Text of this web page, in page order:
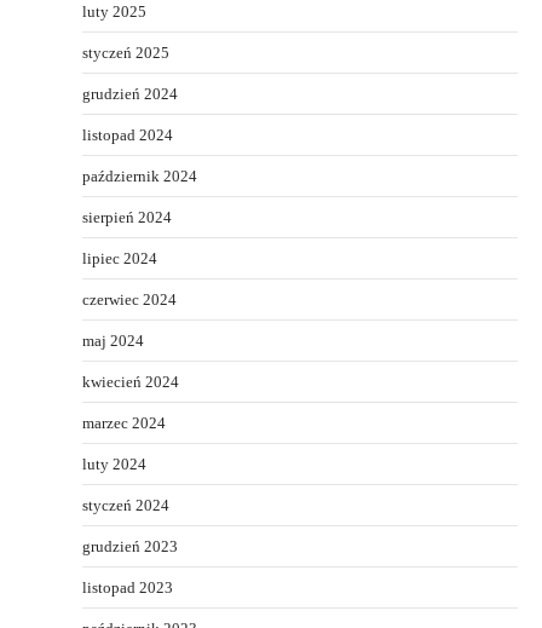
luty 2025
styczeń 2025
grudzień 2024
listopad 2024
październik 2024
sierpień 2024
lipiec 2024
czerwiec 2024
maj 2024
kwiecień 2024
marzec 2024
luty 2024
styczeń 2024
grudzień 2023
listopad 2023